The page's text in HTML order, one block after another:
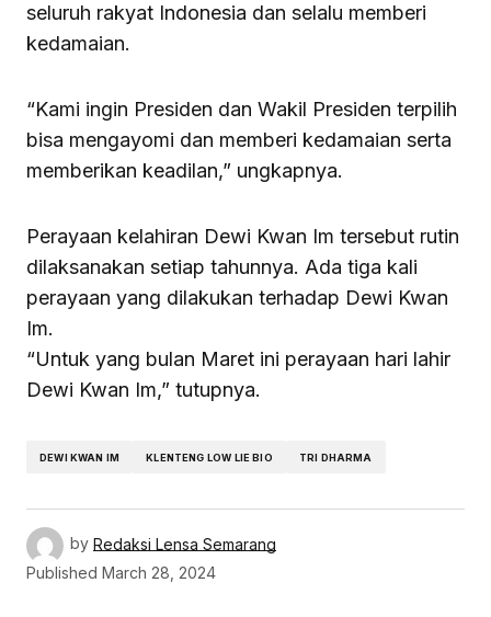
seluruh rakyat Indonesia dan selalu memberi
kedamaian.
“Kami ingin Presiden dan Wakil Presiden terpilih
bisa mengayomi dan memberi kedamaian serta
memberikan keadilan,” ungkapnya.
Perayaan kelahiran Dewi Kwan Im tersebut rutin
dilaksanakan setiap tahunnya. Ada tiga kali
perayaan yang dilakukan terhadap Dewi Kwan
Im.
“Untuk yang bulan Maret ini perayaan hari lahir
Dewi Kwan Im,” tutupnya.
DEWI KWAN IM KLENTENG LOW LIE BIO TRI DHARMA
by Redaksi Lensa Semarang
Published March 28, 2024